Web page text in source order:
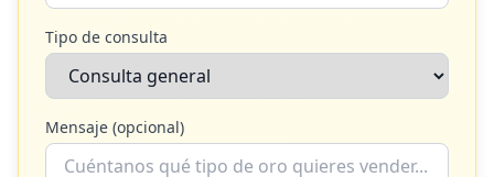
Tipo de consulta
Mensaje (opcional)